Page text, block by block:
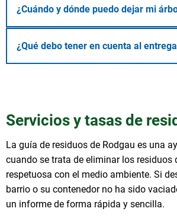
¿Cuándo y dónde puedo dejar mi
¿Qué debo tener en cuenta al
Servicios y tasas de
La guía de residuos de Rodgau es una
cuando se trata de eliminar los residuos
respetuosa con el medio ambiente. Si
barrio o su contenedor no ha sido
un informe de forma rápida y sencilla.